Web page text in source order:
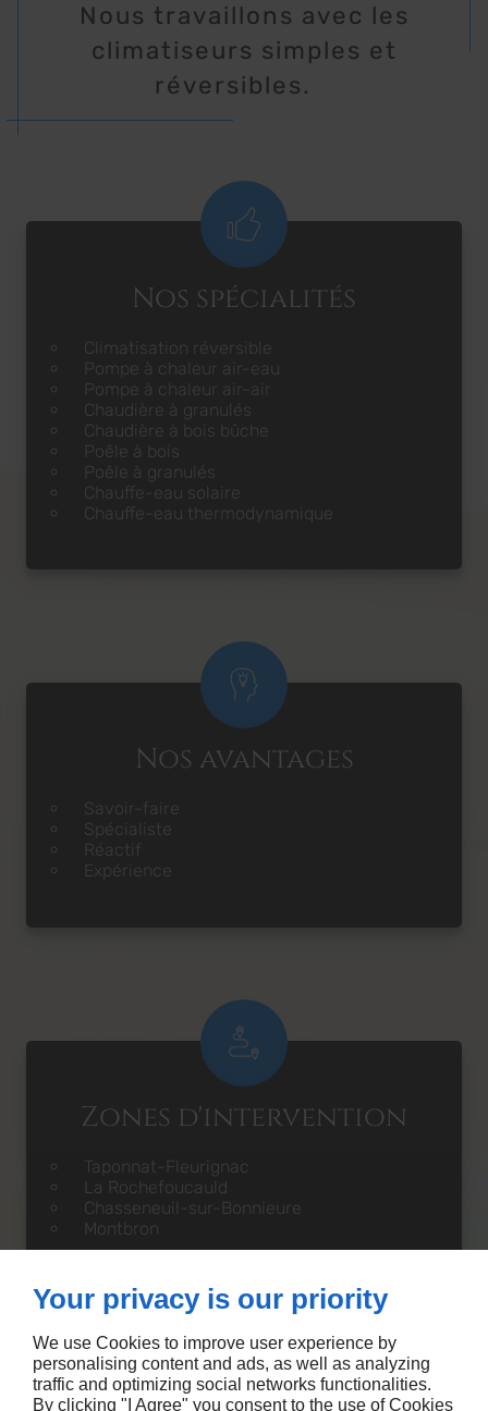
Nous travaillons avec les
climatiseurs simples et
réversibles.
Nos spécialités
Climatisation réversible
Pompe à chaleur air-eau
Pompe à chaleur air-air
Chaudière à granulés
Chaudière à bois bûche
Poêle à bois
Poêle à granulés
Chauffe-eau solaire
Chauffe-eau thermodynamique
Nos avantages
Savoir-faire
Spécialiste
Réactif
Expérience
Zones d'intervention
Taponnat-Fleurignac
La Rochefoucauld
Chasseneuil-sur-Bonnieure
Montbron
Conseils et accompagnement
Your privacy is our priority
We use Cookies to improve user experience by
personalising content and ads, as well as analyzing
traffic and optimizing social networks functionalities.
By clicking "I Agree" you consent to the use of Cookies